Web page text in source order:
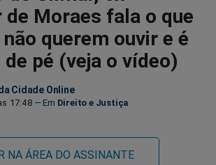
no
Twitter
no
MessengerTelegramGettr
Moraes fala o que
querem ouvir e é
pé (veja o vídeo)
Cidade Online
17:48 Direito e Justiça
NA ÁREA DO ASSINANTE